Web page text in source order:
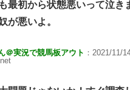
最初から状態悪いって泣き
が悪いよ。
＠実況で競馬板アウト ：2021/11/